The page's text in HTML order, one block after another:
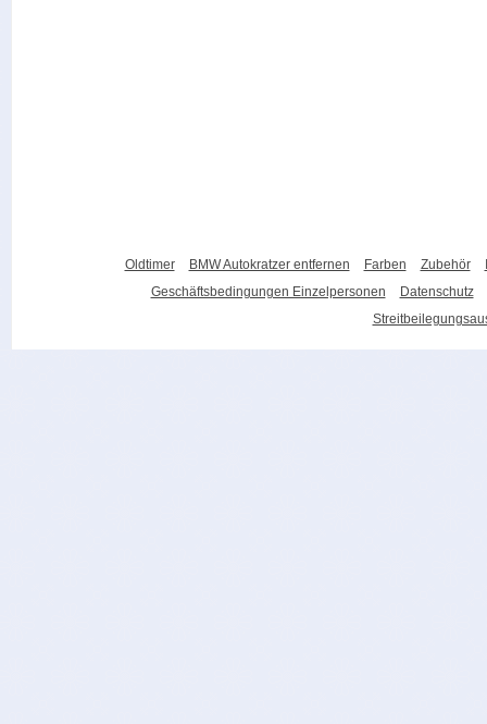
Oldtimer BMW Autokratzer entfernen Farben Zubehör
Geschäftsbedingungen Einzelpersonen
Datenschutz